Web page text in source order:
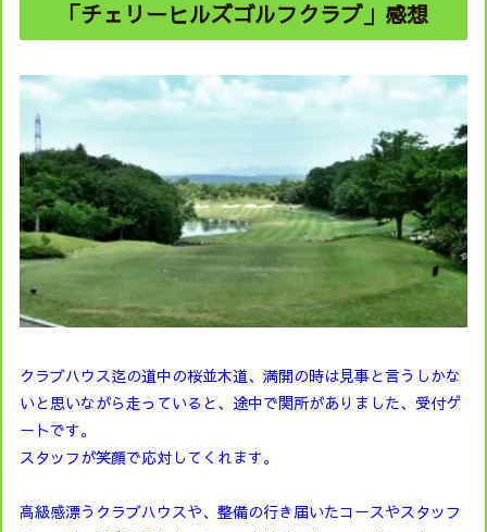
「チェリーヒルズゴルフクラブ」感想
クラブハウス迄の道中の桜並木道、満開の時は見事と言うしかな
いと思いながら走っていると、途中で関所がありました、受付ゲ
ートです。
スタッフが笑顔で応対してくれます。
高級感漂うクラブハウスや、整備の行き届いたコースやスタッフ